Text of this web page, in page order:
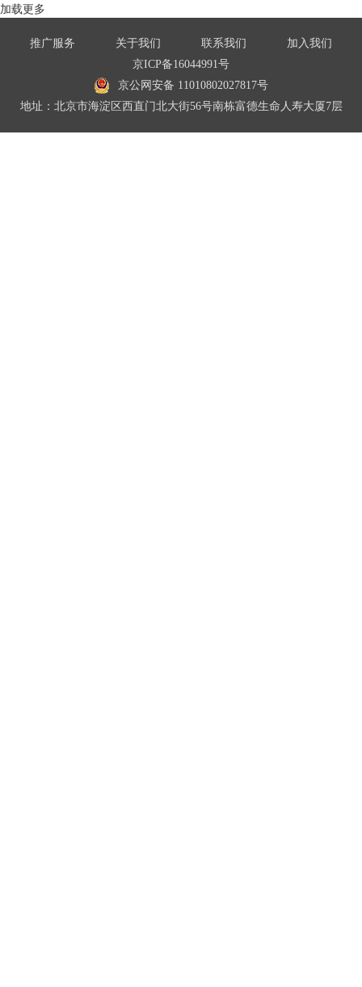
加载更多
推广服务 关于我们 联系我们
加入我们
京ICP备16044991号
京公网安备 11010802027817号
地址：北京市海淀区西直门北大街56号南栋富德生命人寿大厦7层